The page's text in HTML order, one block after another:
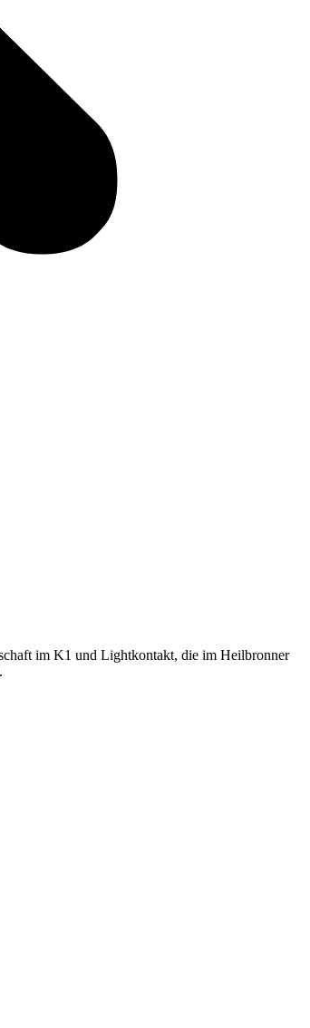
im K1 und Lightkontakt, die im Heilbronner